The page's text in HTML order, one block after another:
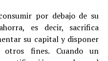
por debajo de su
es decir, sacrifica
su capital y disponer
fines. Cuando un